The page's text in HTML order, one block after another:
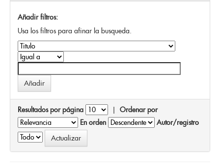
Añadir filtros:
Usa los filtros para afinar la busqueda.
Resultados por página | Ordenar por
En orden
Autor/registro